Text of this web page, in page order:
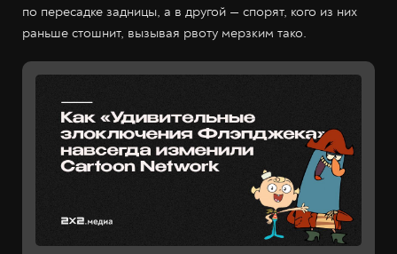
по пересадке задницы, а в другой — спорят, кого из них
раньше стошнит, вызывая рвоту мерзким тако.